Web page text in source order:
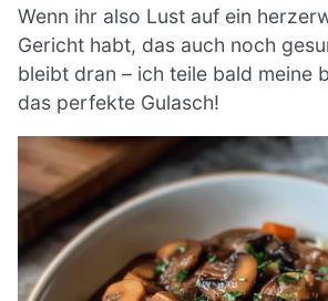
Wenn ihr also Lust auf ein
Gericht habt, das auch noch
bleibt dran – ich teile bald meine
das perfekte Gulasch!